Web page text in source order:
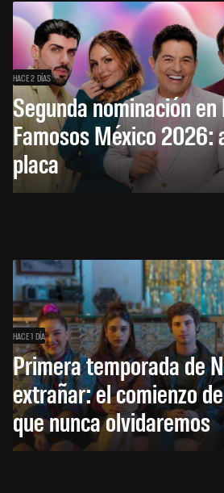
HACE 2 DÍAS
Segunda nominación
Famosos México 2026:
placa
HACE 1 DÍA
Primera temporada de
extrañar: el comienzo
que nunca olvidaremos